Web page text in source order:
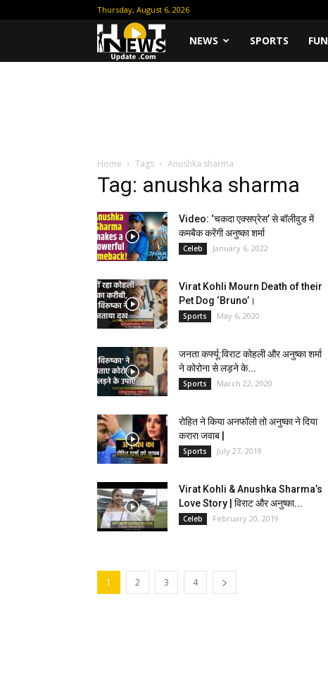
Thursday, August 6, 2026
HotNEWS SPORTS FUN
Home Tags Anushka sharma
Tag: anushka sharma
Video: ‘चकदा एक्सप्रेस’ से बॉलीवुड में
कमबैक करेंगी अनुष्का शर्मा
Celeb January 6, 2022
Virat Kohli Mourn Death of their
Pet Dog ‘Bruno’।
Sports May 6, 2020
जनता कर्फ्यू:विराट कोहली और अनुष्का शर्मा
ने कोरोना से लड़ने के...
Sports March 22, 2020
रोहित ने किया अनफॉलो तो अनुष्का ने दिया
करारा जवाब |
Sports July 27, 2019
Virat Kohli & Anushka Sharma’s
Love Story | विराट और अनुष्का...
Celeb February 20, 2019
1 2 3 4